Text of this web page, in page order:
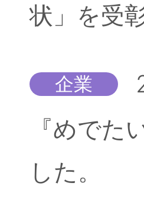
状」を受
企業
『めで
した。